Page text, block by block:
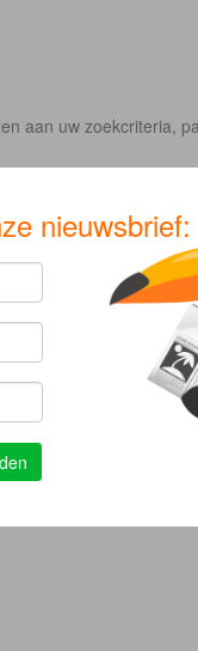
nieuwsbrief:
aan uw zoekcriteria,